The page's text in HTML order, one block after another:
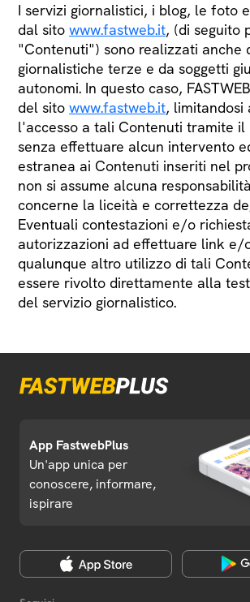
I servizi giornalistici, i blog, le foto
dal sito www.fastweb.it, (di seguito
"Contenuti") sono realizzati anche
giornalistiche terze e da soggetti
autonomi. In questo caso,
del sito www.fastweb.it, limitandosi
l'accesso a tali Contenuti tramite il
senza effettuare alcun intervento
estranea ai Contenuti inseriti nel
non si assume alcuna
concerne la liceità e correttezza
Eventuali contestazioni e/o
autorizzazioni ad effettuare link e/
qualunque altro utilizzo di tali
essere rivolto direttamente alla
del servizio giornalistico.
App FastwebPlus
Un'app unica per
conoscere, informare,
ispirare